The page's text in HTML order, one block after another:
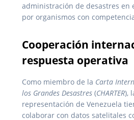
administración de desastres en
por organismos con
Cooperación
respuesta operativa
Como miembro de la Carta
los Grandes Desastres (CHARTER),
representación de Venezuela
colaborar con datos satelitales